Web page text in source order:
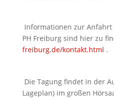
Informationen zur
PH Freiburg sind hier zu
freiburg.de/kontakt.html .
Die Tagung findet in der
Lageplan) im großen